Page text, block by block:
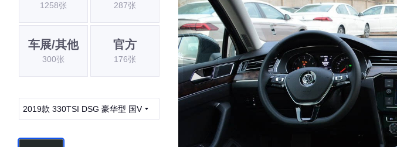
1258张 287张
车展/其他
300张
官方
176张
2019款 330TSI DSG 豪华型 国V